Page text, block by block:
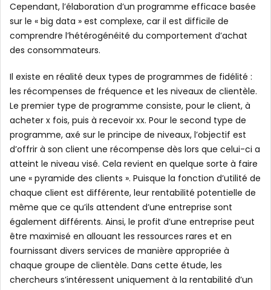
Cependant, l’élaboration d’un programme efficace basée
sur le « big data » est complexe, car il est difficile de
comprendre l’hétérogénéité du comportement d’achat
des consommateurs.
Il existe en réalité deux types de programmes de fidélité :
les récompenses de fréquence et les niveaux de clientèle.
Le premier type de programme consiste, pour le client, à
acheter x fois, puis à recevoir xx. Pour le second type de
programme, axé sur le principe de niveaux, l’objectif est
d’offrir à son client une récompense dès lors que celui-ci a
atteint le niveau visé. Cela revient en quelque sorte à faire
une « pyramide des clients ». Puisque la fonction d’utilité de
chaque client est différente, leur rentabilité potentielle de
même que ce qu’ils attendent d’une entreprise sont
également différents. Ainsi, le profit d’une entreprise peut
être maximisé en allouant les ressources rares et en
fournissant divers services de manière appropriée à
chaque groupe de clientèle. Dans cette étude, les
chercheurs s’intéressent uniquement à la rentabilité d’un